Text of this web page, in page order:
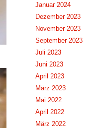
Januar 2024
Dezember 2023
November 2023
September 2023
Juli 2023
Juni 2023
April 2023
März 2023
Mai 2022
April 2022
März 2022